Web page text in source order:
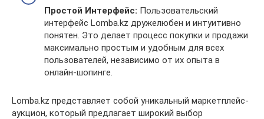
Простой Интерфейс: Пользовательский
интерфейс Lomba.kz дружелюбен и интуитивно
понятен. Это делает процесс покупки и продажи
максимально простым и удобным для всех
пользователей, независимо от их опыта в
онлайн-шопинге.
Lomba.kz представляет собой уникальный маркетплейс-
аукцион, который предлагает широкий выбор